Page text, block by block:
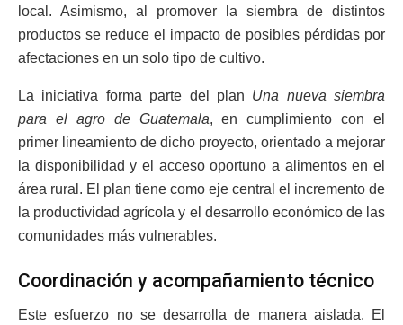
local. Asimismo, al promover la siembra de distintos
productos se reduce el impacto de posibles pérdidas por
afectaciones en un solo tipo de cultivo.
La iniciativa forma parte del plan Una nueva siembra
para el agro de Guatemala, en cumplimiento con el
primer lineamiento de dicho proyecto, orientado a mejorar
la disponibilidad y el acceso oportuno a alimentos en el
área rural. El plan tiene como eje central el incremento de
la productividad agrícola y el desarrollo económico de las
comunidades más vulnerables.
Coordinación y acompañamiento técnico
Este esfuerzo no se desarrolla de manera aislada. El